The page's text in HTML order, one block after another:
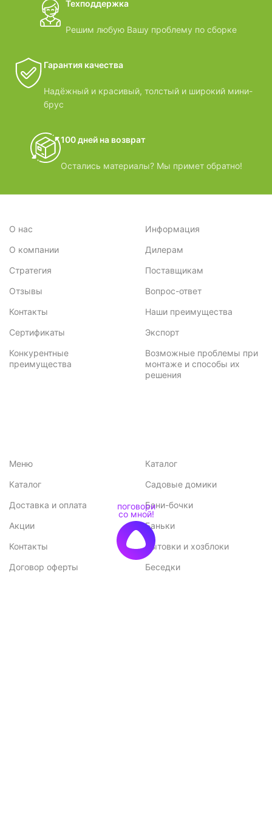
Техподдержка
Решим любую Вашу проблему по сборке
Гарантия качества
Надёжный и красивый, толстый и широкий мини-
брус
100 дней на возврат
Остались материалы? Мы примет обратно!
О нас
О компании
Стратегия
Отзывы
Контакты
Сертификаты
Конкурентные
преимущества
Информация
Дилерам
Поставщикам
Вопрос-ответ
Наши преимущества
Экспорт
Возможные проблемы при
монтаже и способы их
решения
Меню
Каталог
Доставка и оплата
Акции
Контакты
Договор оферты
Каталог
Садовые домики
Бани-бочки
Баньки
Бытовки и хозблоки
Беседки